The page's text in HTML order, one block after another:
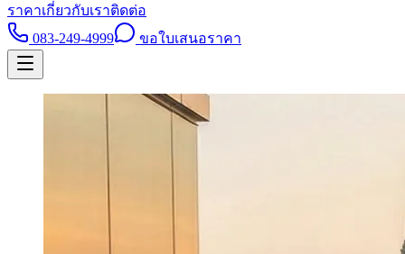
ราคาเกี่ยวกับเราติดต่อ
083-249-4999
ขอใบเสนอราคา